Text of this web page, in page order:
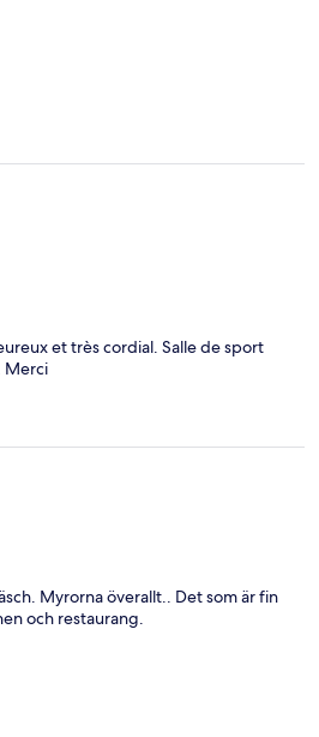
et très cordial. Salle de sport
Merci
Myrorna överallt.. Det som är fin
och restaurang.